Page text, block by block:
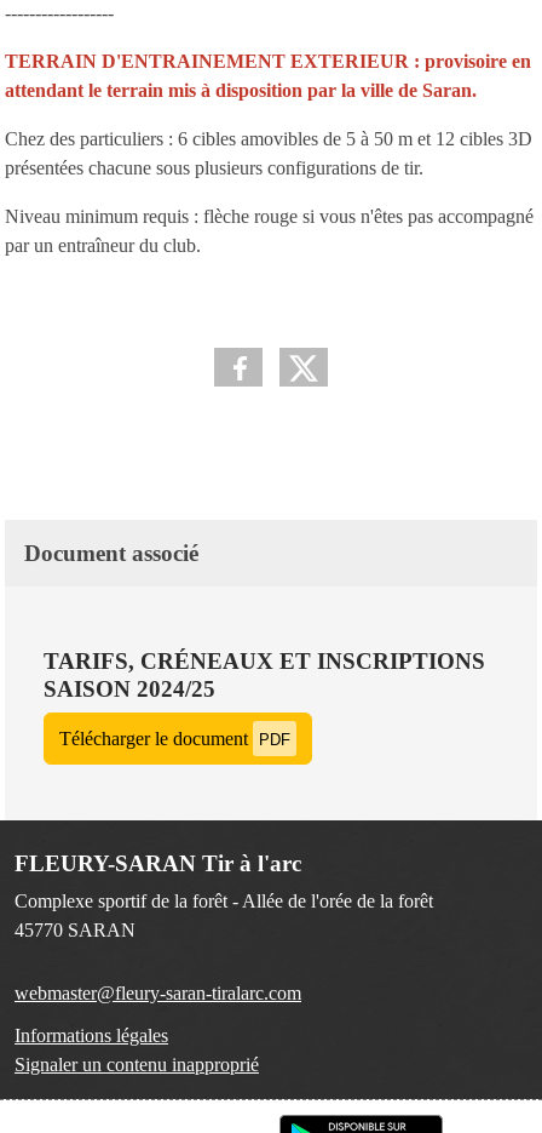
------------------
TERRAIN D'ENTRAINEMENT EXTERIEUR : provisoire en
attendant le terrain mis à disposition par la ville de Saran.
Chez des particuliers : 6 cibles amovibles de 5 à 50 m et 12 cibles 3D
présentées chacune sous plusieurs configurations de tir.
Niveau minimum requis : flèche rouge si vous n'êtes pas accompagné
par un entraîneur du club.
Document associé
TARIFS, CRÉNEAUX ET INSCRIPTIONS
SAISON 2024/25
Télécharger le document PDF
FLEURY-SARAN Tir à l'arc
Complexe sportif de la forêt - Allée de l'orée de la forêt
45770 SARAN
webmaster@fleury-saran-tiralarc.com
Informations légales
Signaler un contenu inapproprié